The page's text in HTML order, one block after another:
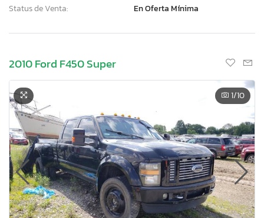
Status de Venta:
En Oferta Mínima
2010 Ford F450 Super
1/10